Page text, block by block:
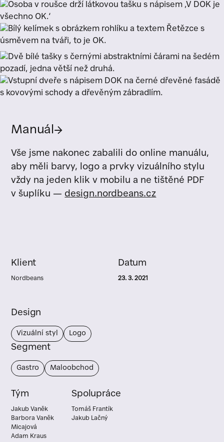
Manuál →
Vše jsme nakonec zabalili do online manuálu,
aby měli barvy, logo a prvky vizuálního stylu
vždy na jeden klik v mobilu a ne tištěné PDF
v šuplíku — design.nordbeans.cz
Klient
Nordbeans
Datum
23. 3. 2021
Design
Vizuální styl Logo
Segment
Gastro Maloobchod
Tým
Jakub Vaněk
Barbora Vaněk
Micajová
Adam Kraus
Spolupráce
Tomáš Frantík
Jakub Lačný